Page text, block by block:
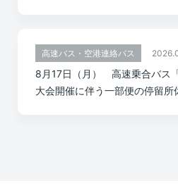
高速バス・空港連絡バス
8月17日（月） 高速乗合バス
大会開催に伴う一部便の停留所